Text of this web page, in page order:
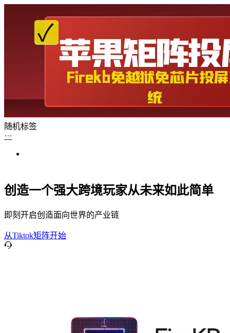
随机标签
创造一个强大跨境玩家从未来如此简单
即刻开启创造面向世界的产业链
从Tiktok矩阵开始